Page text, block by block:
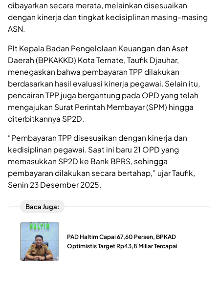
dibayarkan secara merata, melainkan disesuaikan
dengan kinerja dan tingkat kedisiplinan masing-masing
ASN.
Plt Kepala Badan Pengelolaan Keuangan dan Aset
Daerah (BPKAKKD) Kota Ternate, Taufik Djauhar,
menegaskan bahwa pembayaran TPP dilakukan
berdasarkan hasil evaluasi kinerja pegawai. Selain itu,
pencairan TPP juga bergantung pada OPD yang telah
mengajukan Surat Perintah Membayar (SPM) hingga
diterbitkannya SP2D.
“Pembayaran TPP disesuaikan dengan kinerja dan
kedisiplinan pegawai. Saat ini baru 21 OPD yang
memasukkan SP2D ke Bank BPRS, sehingga
pembayaran dilakukan secara bertahap,” ujar Taufik,
Senin 23 Desember 2025.
Baca Juga:
PAD Haltim Capai 67,60 Persen, BPKAD
Optimistis Target Rp43,8 Miliar Tercapai